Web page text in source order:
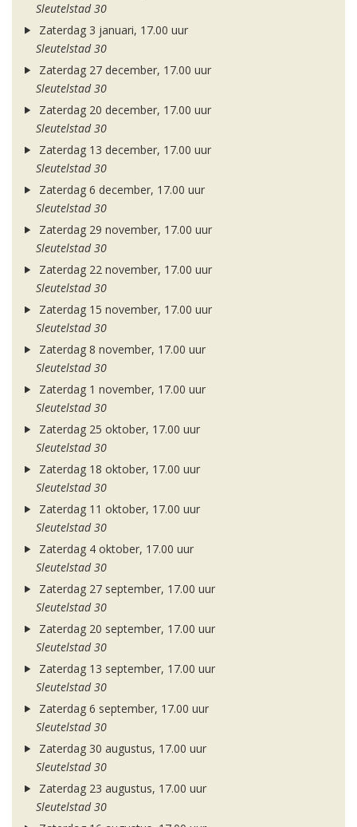
Sleutelstad 30
Zaterdag 3 januari, 17.00 uur
Sleutelstad 30
Zaterdag 27 december, 17.00 uur
Sleutelstad 30
Zaterdag 20 december, 17.00 uur
Sleutelstad 30
Zaterdag 13 december, 17.00 uur
Sleutelstad 30
Zaterdag 6 december, 17.00 uur
Sleutelstad 30
Zaterdag 29 november, 17.00 uur
Sleutelstad 30
Zaterdag 22 november, 17.00 uur
Sleutelstad 30
Zaterdag 15 november, 17.00 uur
Sleutelstad 30
Zaterdag 8 november, 17.00 uur
Sleutelstad 30
Zaterdag 1 november, 17.00 uur
Sleutelstad 30
Zaterdag 25 oktober, 17.00 uur
Sleutelstad 30
Zaterdag 18 oktober, 17.00 uur
Sleutelstad 30
Zaterdag 11 oktober, 17.00 uur
Sleutelstad 30
Zaterdag 4 oktober, 17.00 uur
Sleutelstad 30
Zaterdag 27 september, 17.00 uur
Sleutelstad 30
Zaterdag 20 september, 17.00 uur
Sleutelstad 30
Zaterdag 13 september, 17.00 uur
Sleutelstad 30
Zaterdag 6 september, 17.00 uur
Sleutelstad 30
Zaterdag 30 augustus, 17.00 uur
Sleutelstad 30
Zaterdag 23 augustus, 17.00 uur
Sleutelstad 30